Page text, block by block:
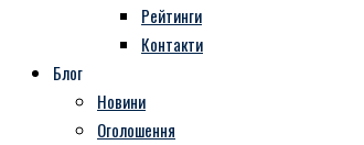
Рейтинги
Контакти
Блог
Новини
Оголошення